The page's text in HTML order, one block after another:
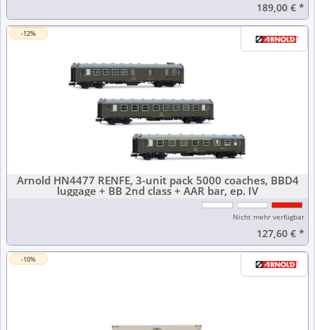
189,00 €*
-12%
Arnold HN4477 RENFE, 3-unit pack 5000 coaches, BBD4
luggage + BB 2nd class + AAR bar, ep. IV
Nicht mehr verfügbar
127,60 €*
-10%